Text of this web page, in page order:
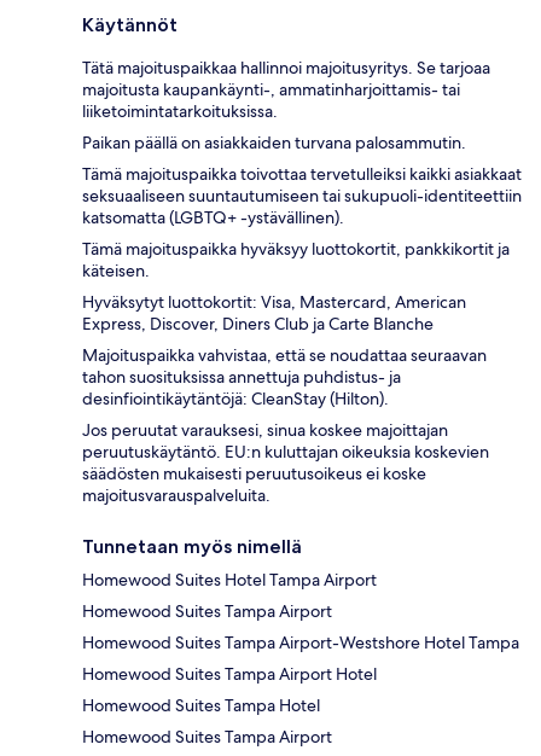
Käytännöt
Tätä majoituspaikkaa hallinnoi majoitusyritys. Se tarjoaa
majoitusta kaupankäynti-, ammatinharjoittamis- tai
liiketoimintatarkoituksissa.
Paikan päällä on asiakkaiden turvana palosammutin.
Tämä majoituspaikka toivottaa tervetulleiksi kaikki asiakkaat
seksuaaliseen suuntautumiseen tai sukupuoli-identiteettiin
katsomatta (LGBTQ+ -ystävällinen).
Tämä majoituspaikka hyväksyy luottokortit, pankkikortit ja
käteisen.
Hyväksytyt luottokortit: Visa, Mastercard, American
Express, Discover, Diners Club ja Carte Blanche
Majoituspaikka vahvistaa, että se noudattaa seuraavan
tahon suosituksissa annettuja puhdistus- ja
desinfiointikäytäntöjä: CleanStay (Hilton).
Jos peruutat varauksesi, sinua koskee majoittajan
peruutuskäytäntö. EU:n kuluttajan oikeuksia koskevien
säädösten mukaisesti peruutusoikeus ei koske
majoitusvarauspalveluita.
Tunnetaan myös nimellä
Homewood Suites Hotel Tampa Airport
Homewood Suites Tampa Airport
Homewood Suites Tampa Airport-Westshore Hotel Tampa
Homewood Suites Tampa Airport Hotel
Homewood Suites Tampa Hotel
Homewood Suites Tampa Airport